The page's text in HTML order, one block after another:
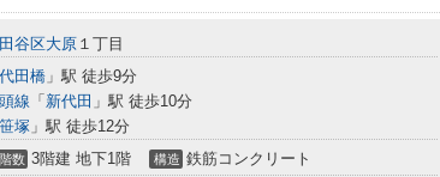
谷区大原 １丁目
代田橋 」駅 徒歩9分
線 「 新代田 」駅 徒歩10分
笹塚 」駅 徒歩12分
階数 3階建 地下1階 構造 鉄筋コンクリート